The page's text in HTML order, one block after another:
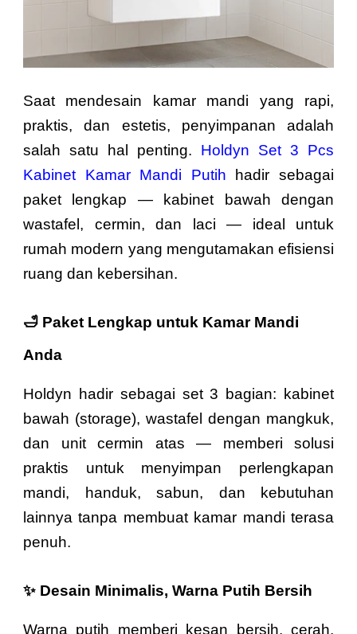
Saat mendesain kamar mandi yang rapi,
praktis, dan estetis, penyimpanan adalah
salah satu hal penting. Holdyn Set 3 Pcs
Kabinet Kamar Mandi Putih hadir sebagai
paket lengkap — kabinet bawah dengan
wastafel, cermin, dan laci — ideal untuk
rumah modern yang mengutamakan efisiensi
ruang dan kebersihan.
🛁 Paket Lengkap untuk Kamar Mandi
Anda
Holdyn hadir sebagai set 3 bagian: kabinet
bawah (storage), wastafel dengan mangkuk,
dan unit cermin atas — memberi solusi
praktis untuk menyimpan perlengkapan
mandi, handuk, sabun, dan kebutuhan
lainnya tanpa membuat kamar mandi terasa
penuh.
✨ Desain Minimalis, Warna Putih Bersih
Warna putih memberi kesan bersih, cerah,